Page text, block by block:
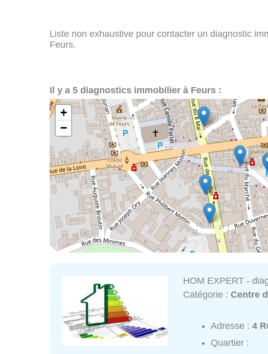
Liste non exhaustive pour contacter un diagnostic
Feurs.
Il y a 5 diagnostics immobilier à Feurs :
+
−
HOM EXPERT -
Catégorie :Centre
Adresse :4
Quartier :